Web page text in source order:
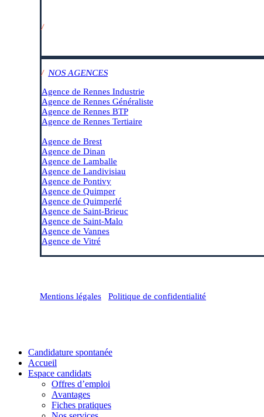
/
/ NOS AGENCES
Agence de Rennes Industrie
Agence de Rennes Généraliste
Agence de Rennes BTP
Agence de Rennes Tertiaire
Agence de Brest
Agence de Dinan
Agence de Lamballe
Agence de Landivisiau
Agence de Pontivy
Agence de Quimper
Agence de Quimperlé
Agence de Saint-Brieuc
Agence de Saint-Malo
Agence de Vannes
Agence de Vitré
Mentions légales
Politique de confidentialité
Close
Menu
Candidature spontanée
Accueil
Espace candidats
Offres d’emploi
Avantages
Fiches pratiques